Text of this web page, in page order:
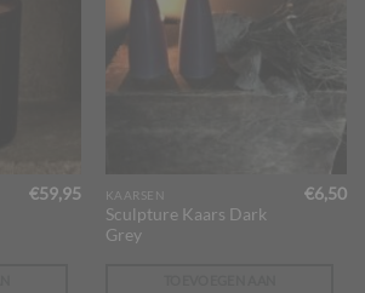
€59,95 KAARSEN
Sculpture Kaars Dark
Grey
€6,50